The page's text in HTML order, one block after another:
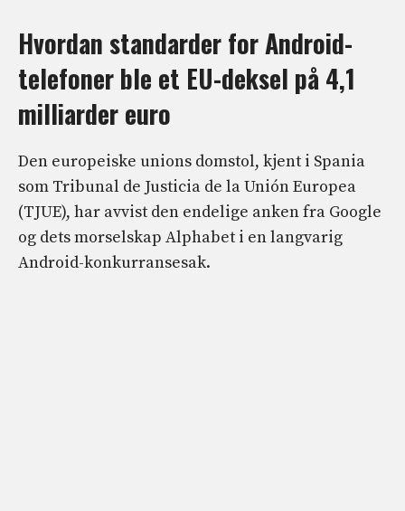
Hvordan standarder for Android-
telefoner ble et EU-deksel på 4,1
milliarder euro
Den europeiske unions domstol, kjent i Spania
som Tribunal de Justicia de la Unión Europea
(TJUE), har avvist den endelige anken fra Google
og dets morselskap Alphabet i en langvarig
Android-konkurransesak.